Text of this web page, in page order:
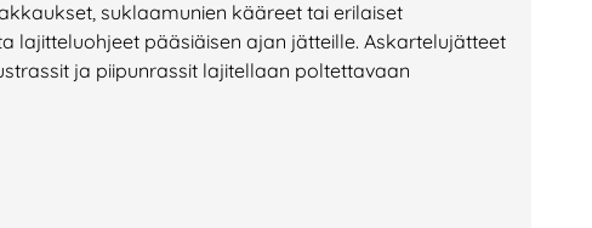
suklaamunien kääreet tai erilaiset
lajitteluohjeet pääsiäisen ajan jätteille. Askartelujätteet
ja piipunrassit lajitellaan poltettavaan